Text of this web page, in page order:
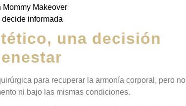
Mommy Makeover
informada
una decisión
para recuperar la armonía corporal, pero no
ni bajo las mismas condiciones.